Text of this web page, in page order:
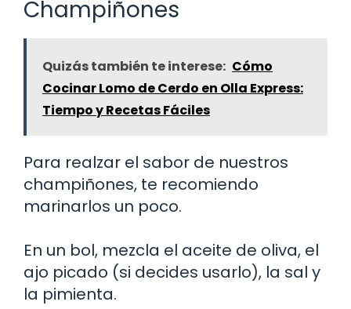
Champiñones
Quizás también te interese: Cómo
Cocinar Lomo de Cerdo en Olla Express:
Tiempo y Recetas Fáciles
Para realzar el sabor de nuestros
champiñones, te recomiendo
marinarlos un poco.
En un bol, mezcla el aceite de oliva, el
ajo picado (si decides usarlo), la sal y
la pimienta.